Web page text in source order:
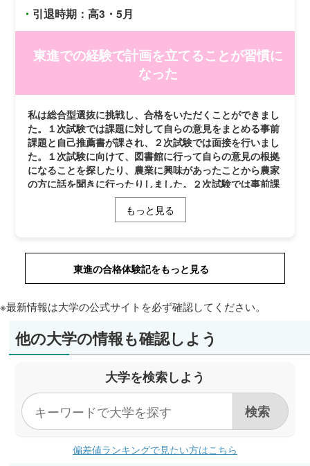
に興味があります。作物の病気やその防除について学び、
農業という私たちの生活に欠かせない分野の１人として社
会に貢献することが今後の目標です。
・ 引退時期：高3・5月
東進での経験で計画を立てることが習慣に
なった
私は総合型選抜に挑戦し、合格をいただくことができまし
た。１次試験では課題に対して自らの意見をまとめる事前
課題と自己推薦書が課され、２次試験では面接を行いまし
た。１次試験に向けて、図書館に行って自らの意見の根拠
になることを探したり、農業に興味があったことから農家
の方に話を聞きに行ったりしました。２次試験では事前課
題や自己推薦書に関することが聞かれるため、「私が将来
何をしたくて、どうしてこの大学に入りたいのか」を具体
的に伝える練習をしました。 東進の担任の先生方には、
すい性格で不安もありましたが、何度も練習の機会を設け
ていただいたおかげで、本番では予想していなかった質問
に対しても、リラックスして私らしい答えを伝えることが
おり、密度の濃い日々でしたが、担任の先生方に勉強の計
ことができました。以前は計画を立てることに苦手意識を
感じていてむしゃらに突き進む傾向がありましたが、東進
けることができたように感じています。今後も計画を立て
るように努め、見通しを持って勉強したいと思います。
東進の先生方は本当に優しく、モチベーションが上がらな
い時や不安な時も、いつも優しく励ましてくださいまし
た。登下校の際にたくさん話しかけてくださったことが心
の支えとなり、前向きな気持ちで受験に臨むことができま
もっと見る
東進の合格体験記をもっと見る
※最新情報は大学の公式サイトを必ず確認してください。
他の大学の情報も確認しよう
大学を検索しよう
偏差値ランキングで見たい方はこちら